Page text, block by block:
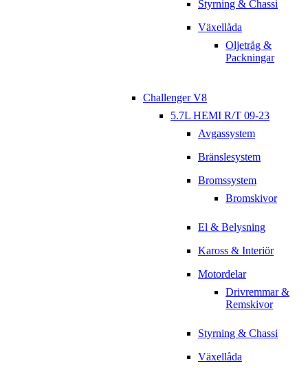
Styrning & Chassi
Växellåda
Oljetråg &
Packningar
Challenger V8
5.7L HEMI R/T 09-23
Avgassystem
Bränslesystem
Bromssystem
Bromskivor
El & Belysning
Kaross & Interiör
Motordelar
Drivremmar &
Remskivor
Styrning & Chassi
Växellåda